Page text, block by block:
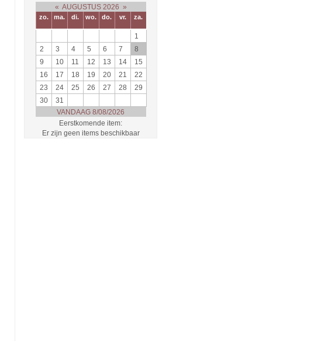
« AUGUSTUS 2026 »
zo. ma. di. wo. do. vr. za.
1
2
3 4 5 6 7
8
9
10 11 12 13 14
15
16
17 18 19 20 21
22
23
24 25 26 27 28
29
30
31
VANDAAG 8/08/2026
Eerstkomende item:
Er zijn geen items beschikbaar